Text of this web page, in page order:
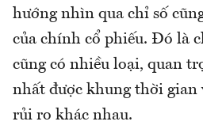
hướng nhìn qua chỉ số
của chính cổ phiếu. Đó là
cũng có nhiều loại, quan
nhất được khung thời gian
rủi ro khác nhau.